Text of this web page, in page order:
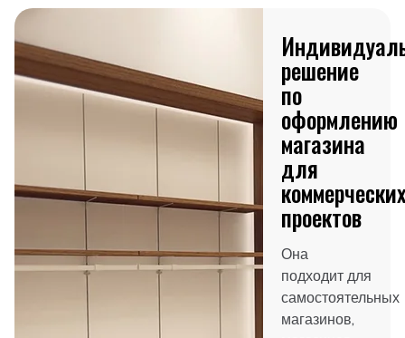
решение
по
оформлению
магазина
для
проектов
Она
подходит для
самостоятельных
магазинов,